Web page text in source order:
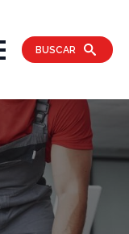
BUSCAR